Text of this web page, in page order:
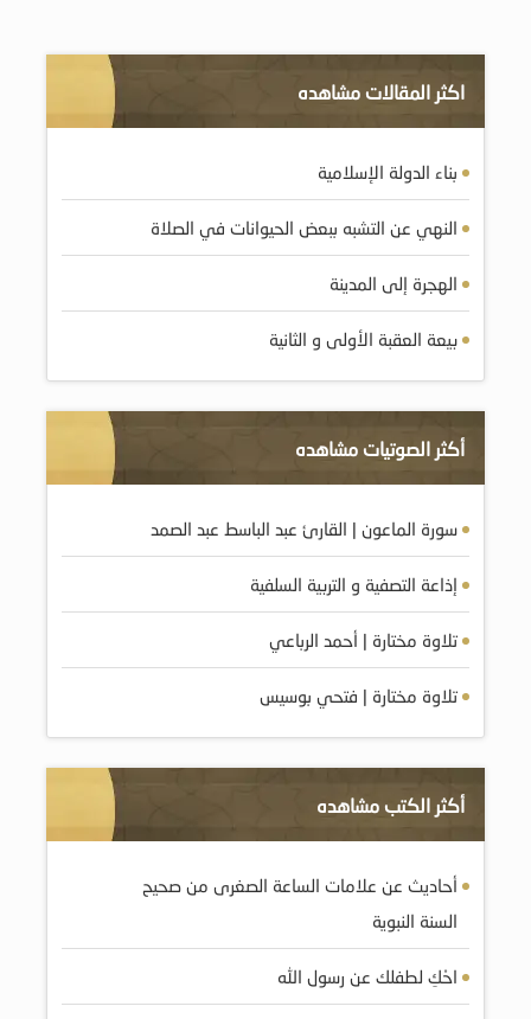
اكثر المقالات مشاهده
بناء الدولة الإسلامية
النهي عن التشبه ببعض الحيوانات في الصلاة
الهجرة إلى المدينة
بيعة العقبة الأولى و الثانية
أكثر الصوتيات مشاهده
سورة الماعون | القارئ عبد الباسط عبد الصمد
إذاعة التصفية و التربية السلفية
تلاوة مختارة | أحمد الرباعي
تلاوة مختارة | فتحي بوسيس
أكثر الكتب مشاهده
أحاديث عن علامات الساعة الصغرى من صحيح
السنة النبوية
احْكِ لطفلك عن رسول الله